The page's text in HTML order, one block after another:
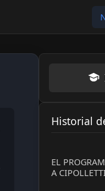
Historial
EL
A